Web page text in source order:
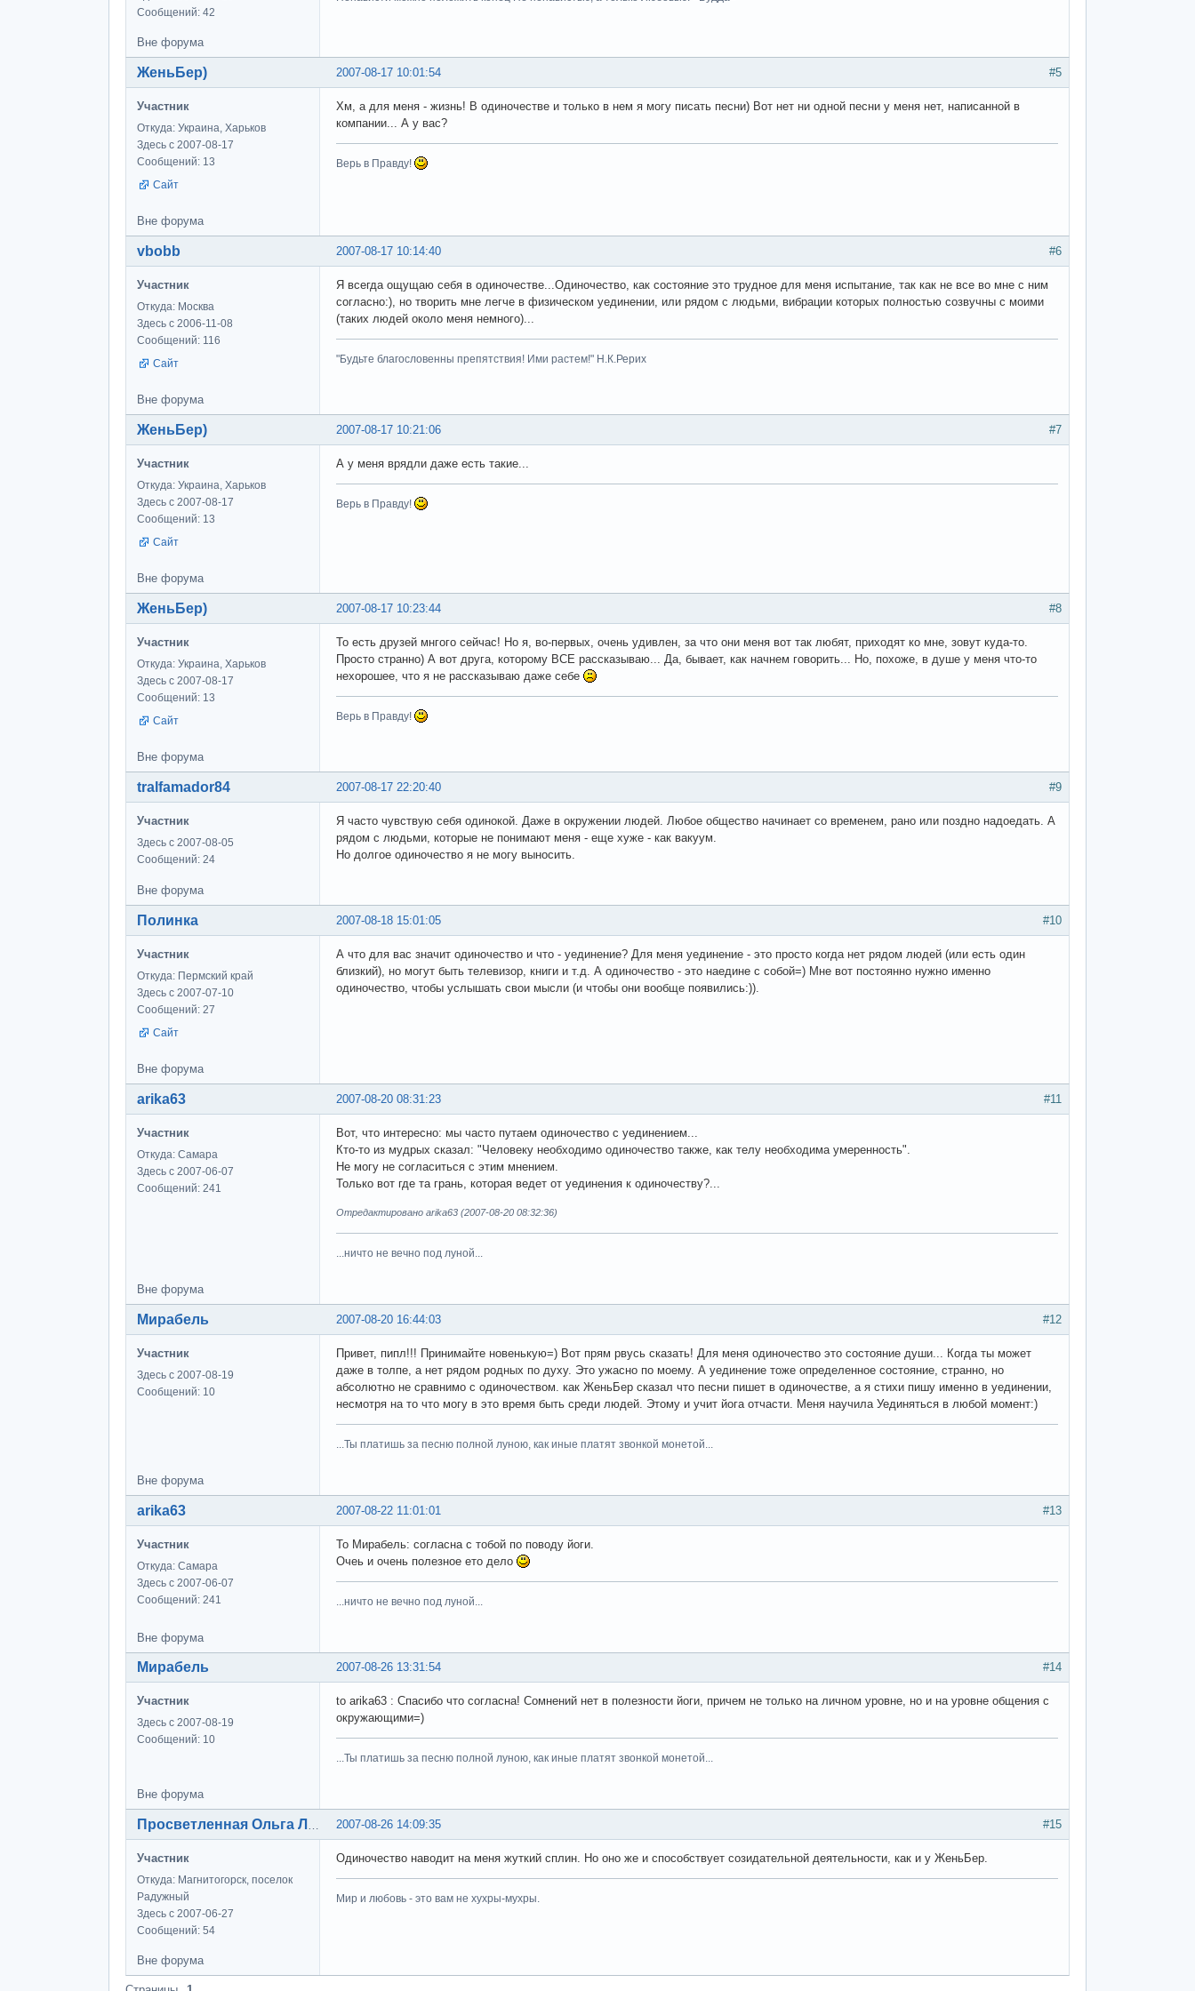
Сообщений: 42
Вне форума
#5
2007-08-17 10:01:54
ЖеньБер)
Участник
Откуда: Украина, Харьков
Здесь с 2007-08-17
Сообщений: 13
Сайт
Хм, а для меня - жизнь! В одиночестве и только в нем я могу писать песни) Вот нет ни одной песни у меня нет, написанной в
компании... А у вас?
Верь в Правду!
Вне форума
#6
2007-08-17 10:14:40
vbobb
Участник
Откуда: Москва
Здесь с 2006-11-08
Сообщений: 116
Сайт
Я всегда ощущаю себя в одиночестве...Одиночество, как состояние это трудное для меня испытание, так как не все во мне с ним
согласно:), но творить мне легче в физическом уединении, или рядом с людьми, вибрации которых полностью созвучны с моими
(таких людей около меня немного)...
"Будьте благословенны препятствия! Ими растем!" Н.К.Рерих
Вне форума
#7
2007-08-17 10:21:06
ЖеньБер)
Участник
Откуда: Украина, Харьков
Здесь с 2007-08-17
Сообщений: 13
Сайт
А у меня врядли даже есть такие...
Верь в Правду!
Вне форума
#8
2007-08-17 10:23:44
ЖеньБер)
Участник
Откуда: Украина, Харьков
Здесь с 2007-08-17
Сообщений: 13
Сайт
То есть друзей мнгого сейчас! Но я, во-первых, очень удивлен, за что они меня вот так любят, приходят ко мне, зовут куда-то.
Просто странно) А вот друга, которому ВСЕ рассказываю... Да, бывает, как начнем говорить... Но, похоже, в душе у меня что-то
нехорошее, что я не рассказываю даже себе
Верь в Правду!
Вне форума
#9
2007-08-17 22:20:40
tralfamador84
Участник
Здесь с 2007-08-05
Сообщений: 24
Я часто чувствую себя одинокой. Даже в окружении людей. Любое общество начинает со временем, рано или поздно надоедать. А
рядом с людьми, которые не понимают меня - еще хуже - как вакуум.
Но долгое одиночество я не могу выносить.
Вне форума
#10
2007-08-18 15:01:05
Полинка
Участник
Откуда: Пермский край
Здесь с 2007-07-10
Сообщений: 27
Сайт
А что для вас значит одиночество и что - уединение? Для меня уединение - это просто когда нет рядом людей (или есть один
близкий), но могут быть телевизор, книги и т.д. А одиночество - это наедине с собой=) Мне вот постоянно нужно именно
одиночество, чтобы услышать свои мысли (и чтобы они вообще появились:)).
Вне форума
#11
2007-08-20 08:31:23
arika63
Участник
Откуда: Самара
Здесь с 2007-06-07
Сообщений: 241
Вот, что интересно: мы часто путаем одиночество с уединением...
Кто-то из мудрых сказал: "Человеку необходимо одиночество также, как телу необходима умеренность".
Не могу не согласиться с этим мнением.
Только вот где та грань, которая ведет от уединения к одиночеству?...
Отредактировано arika63 (2007-08-20 08:32:36)
...ничто не вечно под луной...
Вне форума
#12
2007-08-20 16:44:03
Мирабель
Участник
Здесь с 2007-08-19
Сообщений: 10
Привет, пипл!!! Принимайте новенькую=) Вот прям рвусь сказать! Для меня одиночество это состояние души... Когда ты может
даже в толпе, а нет рядом родных по духу. Это ужасно по моему. А уединение тоже определенное состояние, странно, но
абсолютно не сравнимо с одиночеством. как ЖеньБер сказал что песни пишет в одиночестве, а я стихи пишу именно в уединении,
несмотря на то что могу в это время быть среди людей. Этому и учит йога отчасти. Меня научила Уединяться в любой момент:)
...Ты платишь за песню полной луною, как иные платят звонкой монетой...
Вне форума
#13
2007-08-22 11:01:01
arika63
Участник
Откуда: Самара
Здесь с 2007-06-07
Сообщений: 241
То Мирабель: согласна с тобой по поводу йоги.
Очеь и очень полезное ето дело
...ничто не вечно под луной...
Вне форума
#14
2007-08-26 13:31:54
Мирабель
Участник
Здесь с 2007-08-19
Сообщений: 10
to arika63 : Спасибо что согласна! Сомнений нет в полезности йоги, причем не только на личном уровне, но и на уровне общения с
окружающими=)
...Ты платишь за песню полной луною, как иные платят звонкой монетой...
Вне форума
#15
2007-08-26 14:09:35
Просветленная Ольга Лэнс
Участник
Откуда: Магнитогорск, поселок
Радужный
Здесь с 2007-06-27
Сообщений: 54
Одиночество наводит на меня жуткий сплин. Но оно же и способствует созидательной деятельности, как и у ЖеньБер.
Мир и любовь - это вам не хухры-мухры.
Вне форума